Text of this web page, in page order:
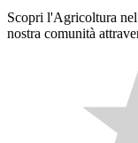
Scopri l'Agricoltura
nostra comunità